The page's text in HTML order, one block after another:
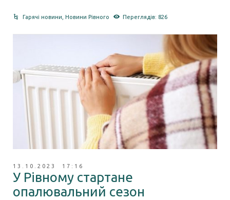
Гарячі новини Новини Рівного Переглядів: 826
13.10.2023 17:16
У Рівному стартане
опалювальний сезон